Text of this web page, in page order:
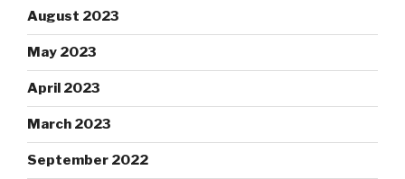
August 2023
May 2023
April 2023
March 2023
September 2022